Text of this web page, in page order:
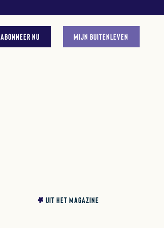
ABONNEER NU MIJN BUITENLEVEN
UIT HET MAGAZINE